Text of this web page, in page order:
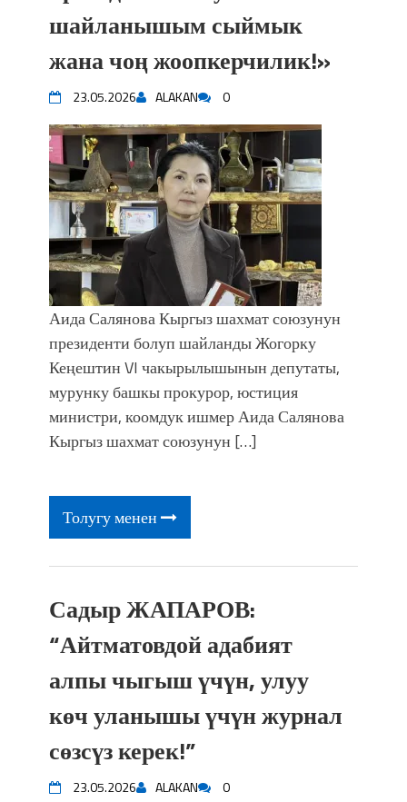
шайланышым сыймык
жана чоң жоопкерчилик!»
23.05.2026 ALAKAN 0
Аида Салянова Кыргыз шахмат союзунун
президенти болуп шайланды Жогорку
Кеңештин VI чакырылышынын депутаты,
мурунку башкы прокурор, юстиция
министри, коомдук ишмер Аида Салянова
Кыргыз шахмат союзунун […]
Толугу менен
Садыр ЖАПАРОВ:
“Айтматовдой адабият
алпы чыгыш үчүн, улуу
көч уланышы үчүн журнал
сөзсүз керек!”
23.05.2026 ALAKAN 0